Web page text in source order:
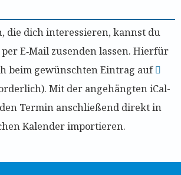
die dich interessieren, kannst du
E‑Mail zusenden lassen. Hierfür
beim gewünschten Eintrag auf
Mit der angehängten iCal-
Termin anschließend direkt in
Kalender importieren.